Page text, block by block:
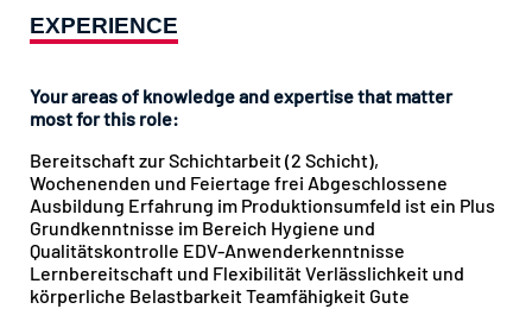
EXPERIENCE
Your areas of knowledge and expertise that matter
most for this role:
Bereitschaft zur Schichtarbeit (2 Schicht),
Wochenenden und Feiertage frei Abgeschlossene
Ausbildung Erfahrung im Produktionsumfeld ist ein Plus
Grundkenntnisse im Bereich Hygiene und
Qualitätskontrolle EDV-Anwenderkenntnisse
Lernbereitschaft und Flexibilität Verlässlichkeit und
körperliche Belastbarkeit Teamfähigkeit Gute